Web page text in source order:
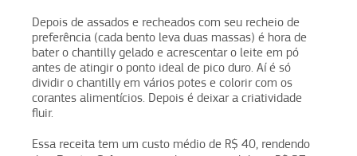
Depois de assados e recheados com seu recheio de
preferência (cada bento leva duas massas) é hora de
bater o chantilly gelado e acrescentar o leite em pó
antes de atingir o ponto ideal de pico duro. Aí é só
dividir o chantilly em vários potes e colorir com os
corantes alimentícios. Depois é deixar a criatividade
fluir.
Essa receita tem um custo médio de R$ 40, rendendo